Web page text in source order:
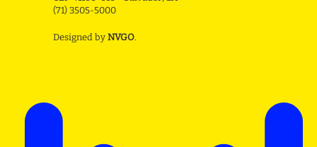
(71) 3505-5000
Designed by NVGO.